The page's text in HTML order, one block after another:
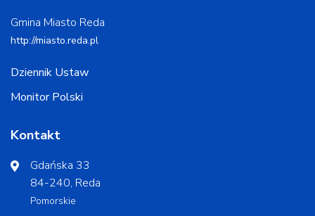
Gmina Miasto Reda
http://miasto.reda.pl
Dziennik Ustaw
Monitor Polski
Kontakt
Gdańska 33
84-240, Reda
Pomorskie